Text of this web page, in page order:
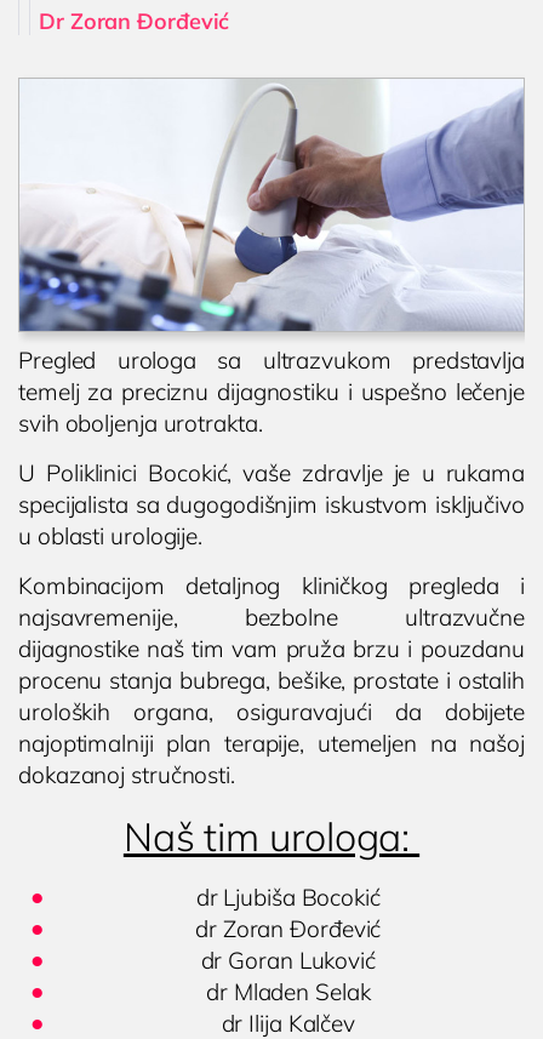
Dr Zoran Đorđević
Pregled urologa sa ultrazvukom predstavlja
temelj za preciznu dijagnostiku i uspešno lečenje
svih oboljenja urotrakta.
U Poliklinici Bocokić, vaše zdravlje je u rukama
specijalista sa dugogodišnjim iskustvom isključivo
u oblasti urologije.
Kombinacijom detaljnog kliničkog pregleda i
najsavremenije, bezbolne ultrazvučne
dijagnostike naš tim vam pruža brzu i pouzdanu
procenu stanja bubrega, bešike, prostate i ostalih
uroloških organa, osiguravajući da dobijete
najoptimalniji plan terapije, utemeljen na našoj
dokazanoj stručnosti.
Naš tim urologa:
dr Ljubiša Bocokić
dr Zoran Đorđević
dr Goran Luković
dr Mladen Selak
dr Ilija Kalčev